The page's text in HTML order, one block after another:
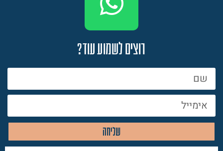
רוצים לשמוע עוד?
שליחה